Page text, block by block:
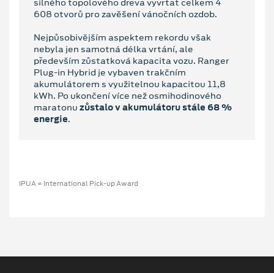
silného topolového dřeva vyvrtat celkem 4
608 otvorů pro zavěšení vánočních ozdob.
Nejpůsobivějším aspektem rekordu však
nebyla jen samotná délka vrtání, ale
především zůstatková kapacita vozu. Ranger
Plug-in Hybrid je vybaven trakčním
akumulátorem s využitelnou kapacitou 11,8
kWh. Po ukončení více než osmihodinového
maratonu zůstalo v akumulátoru stále 68 %
energie.
IPUA = International Pick-up Award